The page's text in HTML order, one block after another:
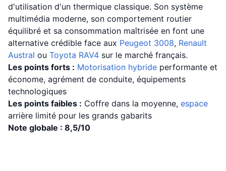
d'utilisation d'un thermique classique. Son système
multimédia moderne, son comportement routier
équilibré et sa consommation maîtrisée en font une
alternative crédible face aux Peugeot 3008, Renault
Austral ou Toyota RAV4 sur le marché français.
Les points forts : Motorisation hybride performante et
économe, agrément de conduite, équipements
technologiques
Les points faibles : Coffre dans la moyenne, espace
arrière limité pour les grands gabarits
Note globale : 8,5/10